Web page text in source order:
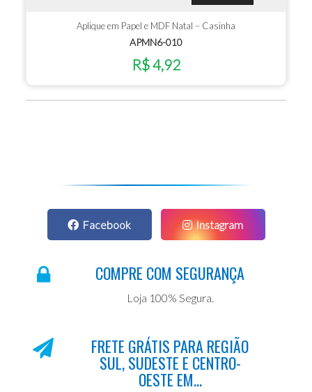
Aplique em Papel e MDF Natal – Casinha
APMN6-010
R$ 4,92
Facebook Instagram
COMPRE COM SEGURANÇA
Loja 100% Segura.
FRETE GRÁTIS PARA REGIÃO
SUL, SUDESTE E CENTRO-
OESTE EM...